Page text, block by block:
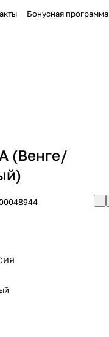
Бонусная программа
(Венге/